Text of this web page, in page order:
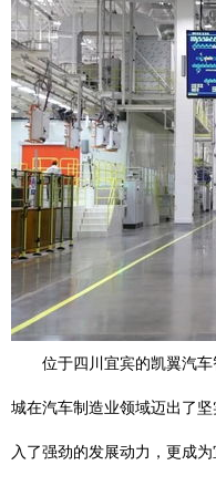
位于四川宜宾的凯翼汽
城在汽车制造业领域迈出了
入了强劲的发展动力，更成